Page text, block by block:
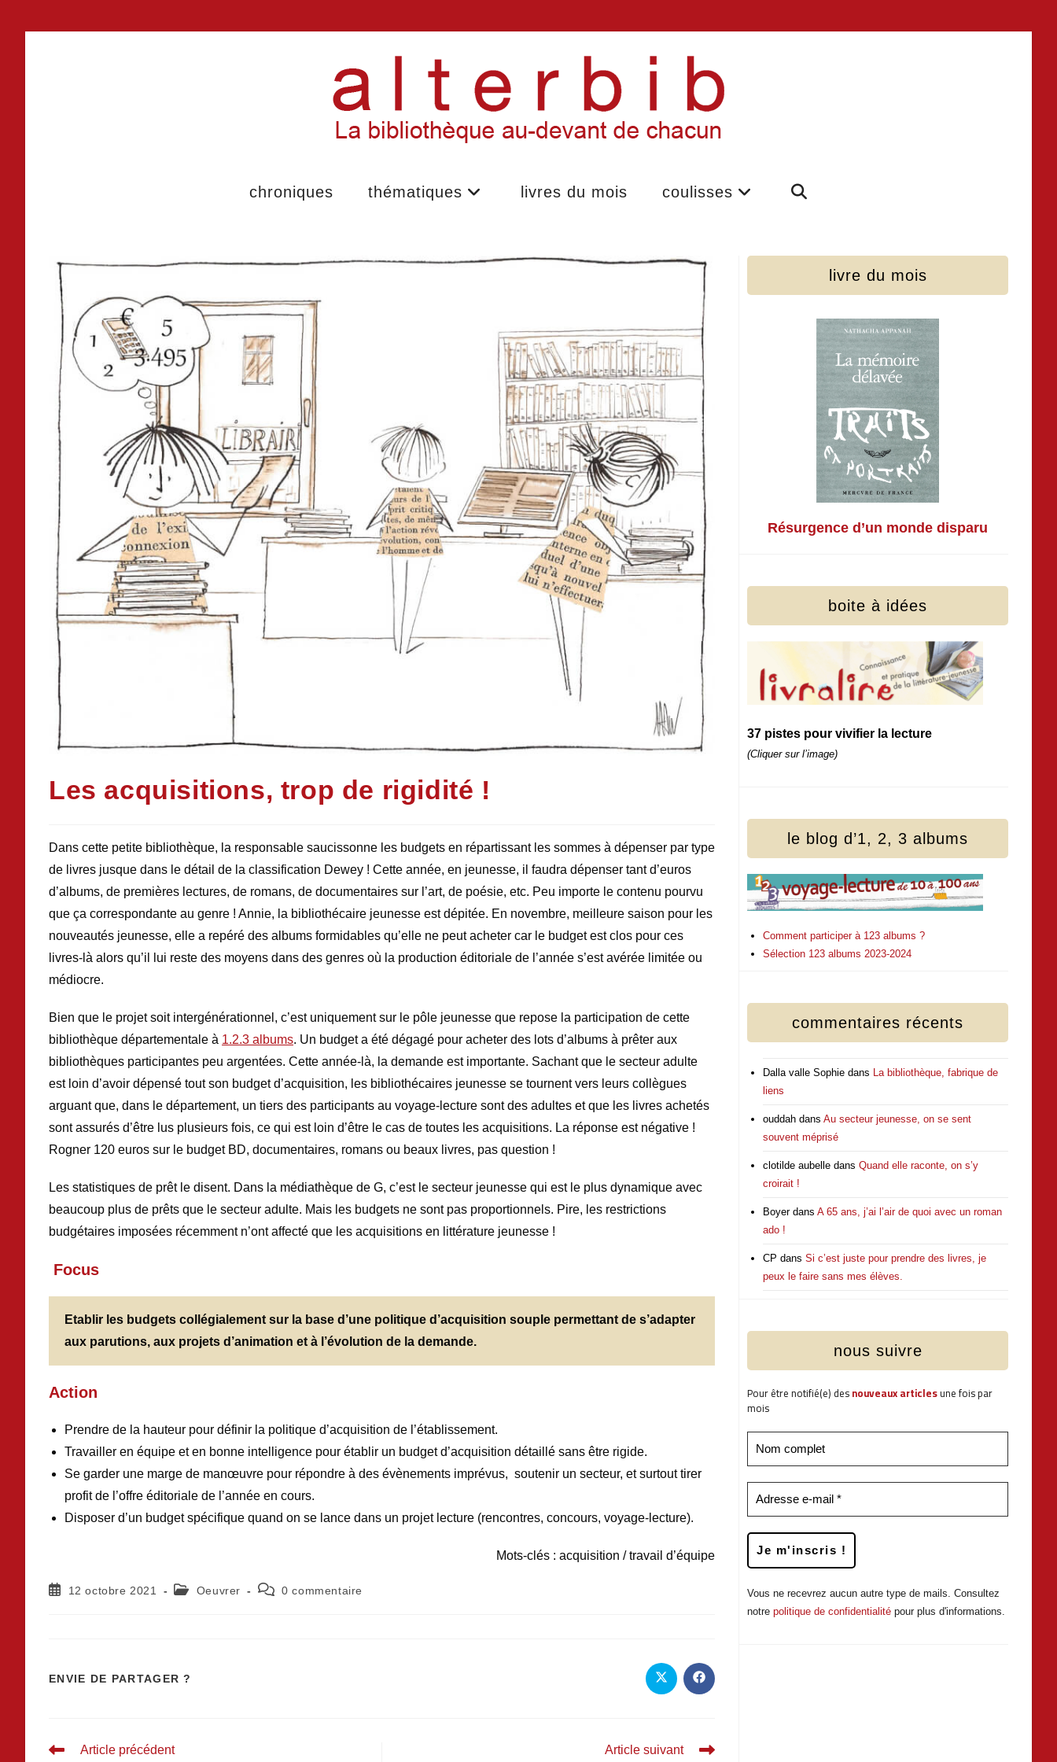
chroniques thématiques livres du mois coulisses
Les acquisitions, trop de rigidité !
Dans cette petite bibliothèque, la responsable saucissonne les budgets en répartissant les sommes à dépenser par type
de livres jusque dans le détail de la classification Dewey ! Cette année, en jeunesse, il faudra dépenser tant d’euros
d’albums, de premières lectures, de romans, de documentaires sur l’art, de poésie, etc. Peu importe le contenu pourvu
que ça correspondante au genre ! Annie, la bibliothécaire jeunesse est dépitée. En novembre, meilleure saison pour les
nouveautés jeunesse, elle a repéré des albums formidables qu’elle ne peut acheter car le budget est clos pour ces
livres-là alors qu’il lui reste des moyens dans des genres où la production éditoriale de l’année s’est avérée limitée ou
médiocre.
Bien que le projet soit intergénérationnel, c’est uniquement sur le pôle jeunesse que repose la participation de cette
bibliothèque départementale à 1.2.3 albums. Un budget a été dégagé pour acheter des lots d’albums à prêter aux
bibliothèques participantes peu argentées. Cette année-là, la demande est importante. Sachant que le secteur adulte
est loin d’avoir dépensé tout son budget d’acquisition, les bibliothécaires jeunesse se tournent vers leurs collègues
arguant que, dans le département, un tiers des participants au voyage-lecture sont des adultes et que les livres achetés
sont assurés d’être lus plusieurs fois, ce qui est loin d’être le cas de toutes les acquisitions. La réponse est négative !
Rogner 120 euros sur le budget BD, documentaires, romans ou beaux livres, pas question !
Les statistiques de prêt le disent. Dans la médiathèque de G, c’est le secteur jeunesse qui est le plus dynamique avec
beaucoup plus de prêts que le secteur adulte. Mais les budgets ne sont pas proportionnels. Pire, les restrictions
budgétaires imposées récemment n’ont affecté que les acquisitions en littérature jeunesse !
Focus
Etablir les budgets collégialement sur la base d’une politique d’acquisition souple permettant de s’adapter
aux parutions, aux projets d’animation et à l’évolution de la demande.
Action
Prendre de la hauteur pour définir la politique d’acquisition de l’établissement.
Travailler en équipe et en bonne intelligence pour établir un budget d’acquisition détaillé sans être rigide.
Se garder une marge de manœuvre pour répondre à des évènements imprévus, soutenir un secteur, et surtout tirer
profit de l’offre éditoriale de l’année en cours.
Disposer d’un budget spécifique quand on se lance dans un projet lecture (rencontres, concours, voyage-lecture).
Mots-clés : acquisition / travail d’équipe
12 octobre 2021 Oeuvrer 0 commentaire
ENVIE DE PARTAGER ?
Article précédent Article suivant
livre du mois
Résurgence d’un monde disparu
boite à idées
37 pistes pour vivifier la lecture
(Cliquer sur l’image)
le blog d’1, 2, 3 albums
Comment participer à 123 albums ?
Sélection 123 albums 2023-2024
commentaires récents
Dalla valle Sophie dans La bibliothèque, fabrique de
liens
ouddah dansAu secteur jeunesse, on se sent
souvent méprisé
clotilde aubelle dansQuand elle raconte, on s’y
croirait !
BoyerdansA 65 ans, j’ai l’air de quoi avec un roman
ado !
CP dansSi c’est juste pour prendre des livres, je
peux le faire sans mes élèves.
nous suivre
Pour être notifié(e) desnouveaux articlesune fois par
mois
Vous ne recevrez aucun autre type de mails. Consultez
notrepolitique de confidentialité pour plus d'informations.